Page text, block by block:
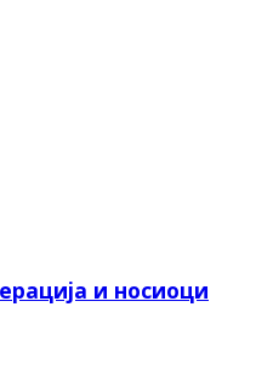
и носиоци